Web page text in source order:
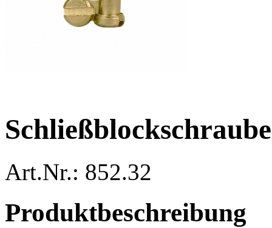
Art.Nr.: 852.32
Produktbeschreibung